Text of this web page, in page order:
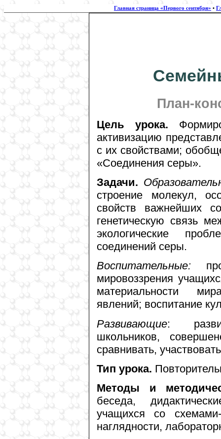
Главная страница «Первого сентября» •
План-
Цель урока.
активизацию
с их свойствами;
«Соединения серы».
Задачи.
строение молекул,
свойств важнейших
генетическую связь
экологические
соединений серы.
Воспитательные:
мировоззрения
материальности
явлений; воспитание
Развивающие:
школьников,
сравнивать,
Тип урока.
Методы и
беседа,
учащихся со схемами-
наглядности,